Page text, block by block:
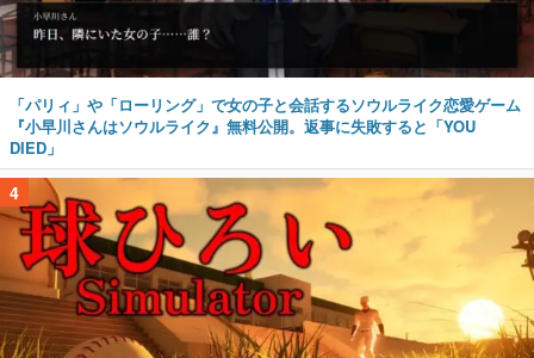
「パリィ」や「ローリング」で女の子と会話するソウルライク恋愛ゲーム
『小早川さんはソウルライク』無料公開。返事に失敗すると「YOU
DIED」
4